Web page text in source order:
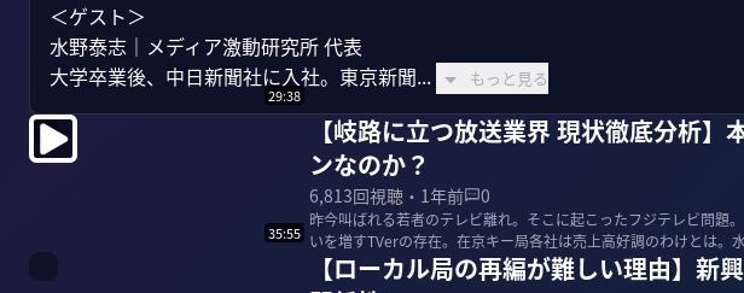
＜ゲスト＞
水野泰志｜メディア激動研究所 代表
大学卒業後、中日新聞社に入社。東京新聞...
もっと見る
29:38
【岐路に立つ放送業界 現状徹底分析】
ンなのか？
6,813回視聴・ 1年前 0
昨今叫ばれる若者のテレビ離れ。そこに起こったフジテレビ問題
いを増すTVerの存在。在京キー局各社は売上高好調のわけとは。
放送業界を徹底...
35:55
【ローカル局の再編が難しい理由】新